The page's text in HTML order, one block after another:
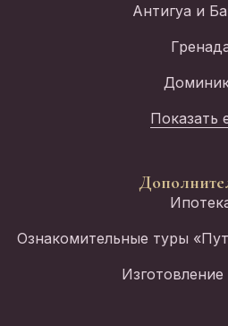
Антигуа и
Показать
Ознакомительные туры